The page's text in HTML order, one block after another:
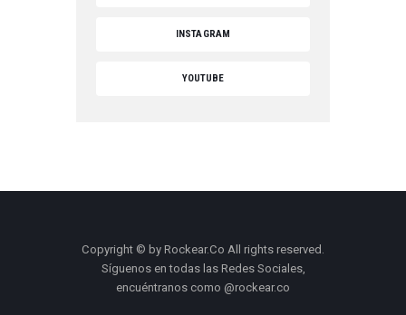
INSTAGRAM
YOUTUBE
Copyright © by Rockear.Co All rights reserved.
Síguenos en todas las Redes Sociales,
encuéntranos como @rockear.co